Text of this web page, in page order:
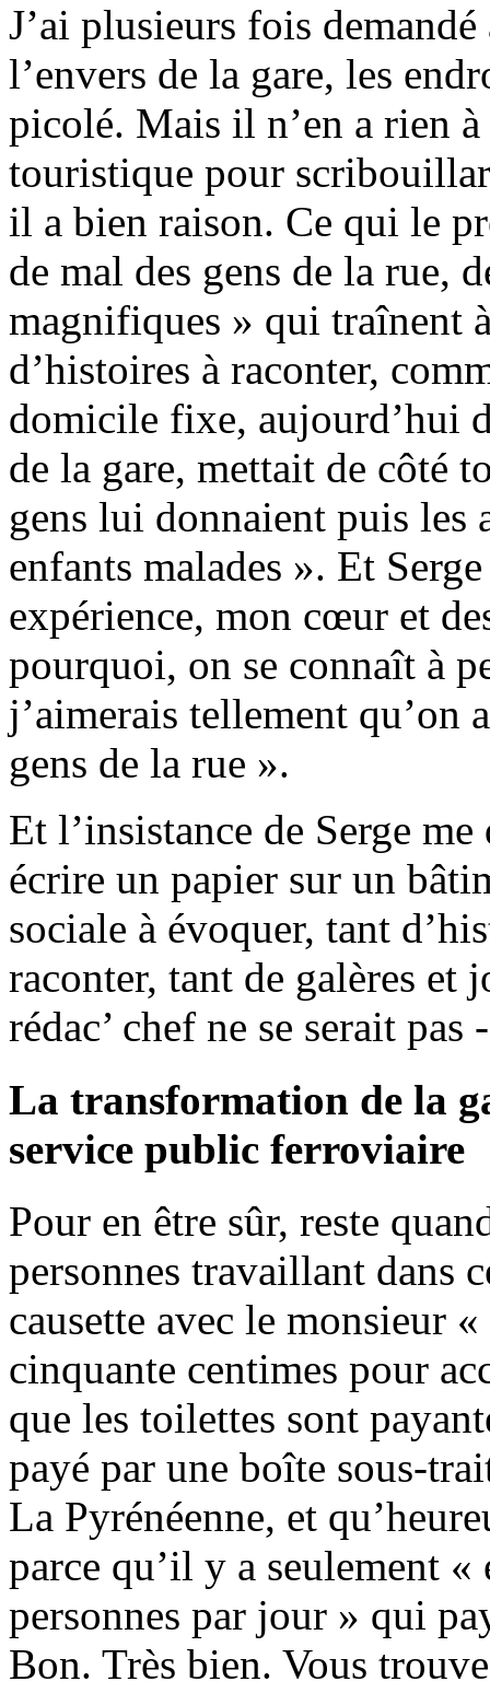
J’ai plusieurs fois
l’envers de la gare, les
picolé. Mais il n’en a rien
touristique pour
il a bien raison. Ce qui le
de mal des gens de la rue,
magnifiques » qui traînent
d’histoires à raconter,
domicile fixe, aujourd’hui
de la gare, mettait de côté
gens lui donnaient puis les
enfants malades ». Et
expérience, mon cœur et
pourquoi, on se connaît à
j’aimerais tellement qu’on
gens de la rue ».
Et l’insistance de Serge
écrire un papier sur un
sociale à évoquer, tant
raconter, tant de galères et
rédac’ chef ne se serait
La transformation de la
service public ferroviaire
Pour en être sûr, reste
personnes travaillant dans
causette avec le monsieur
cinquante centimes pour
que les toilettes sont
payé par une boîte sous-
La Pyrénéenne, et
parce qu’il y a seulement
personnes par jour » qui
Bon. Très bien. Vous